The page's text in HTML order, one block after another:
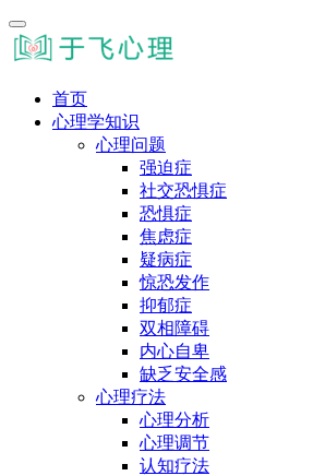
首页
心理学知识
心理问题
强迫症
社交恐惧症
恐惧症
焦虑症
疑病症
惊恐发作
抑郁症
双相障碍
内心自卑
缺乏安全感
心理疗法
心理分析
心理调节
认知疗法